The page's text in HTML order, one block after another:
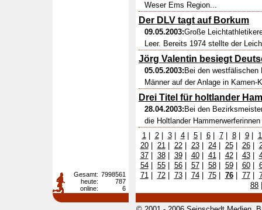
Weser Ems Region...
Der DLV tagt auf Borkum
09.05.2003:Große
Leer. Bereits 1974 stellte der
Jörg Valentin besiegt
05.05.2003: Bei den
Männer auf der Anlage in
Drei Titel für holtlander
28.04.2003: Bei den
die Holtlander
1| 2| 3| 4| 5| 6| 7| 8| 9|
20| 21| 22| 23| 24| 25| 26|
37| 38| 39| 40| 41| 42| 43|
54| 55| 56| 57| 58| 59| 60|
71| 72| 73| 74| 75| 76| 77|
88
Gesamt: 7998561
heute:
787
online:
6